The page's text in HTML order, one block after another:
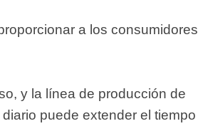
a los consumidores
y la línea de producción de
puede extender el tiempo